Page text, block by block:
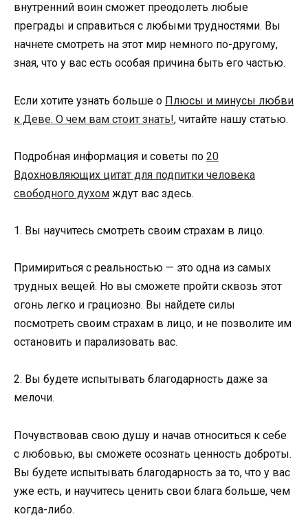
внутренний воин сможет преодолеть любые
преграды и справиться с любыми трудностями. Вы
начнете смотреть на этот мир немного по-другому,
зная, что у вас есть особая причина быть его частью.
Если хотите узнать больше о Плюсы и минусы любви
к Деве. О чем вам стоит знать!, читайте нашу статью.
Подробная информация и советы по 20
Вдохновляющих цитат для подпитки человека
свободного духом ждут вас здесь.
1. Вы научитесь смотреть своим страхам в лицо.
Примириться с реальностью — это одна из самых
трудных вещей. Но вы сможете пройти сквозь этот
огонь легко и грациозно. Вы найдете силы
посмотреть своим страхам в лицо, и не позволите им
остановить и парализовать вас.
2. Вы будете испытывать благодарность даже за
мелочи.
Почувствовав свою душу и начав относиться к себе
с любовью, вы сможете осознать ценность доброты.
Вы будете испытывать благодарность за то, что у вас
уже есть, и научитесь ценить свои блага больше, чем
когда-либо.